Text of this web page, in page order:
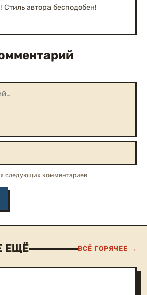
автора бесподобен!
следующих комментариев
ЕЩЁ ВСЁ ГОРЯЧЕЕ →